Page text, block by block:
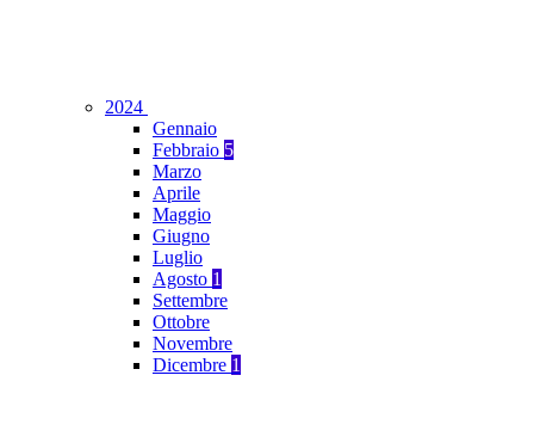
2024
Gennaio
Febbraio 5
Marzo
Aprile
Maggio
Giugno
Luglio
Agosto 1
Settembre
Ottobre
Novembre
Dicembre 1